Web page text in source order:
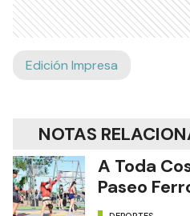
Edición Impresa
NOTAS
A Toda
Paseo